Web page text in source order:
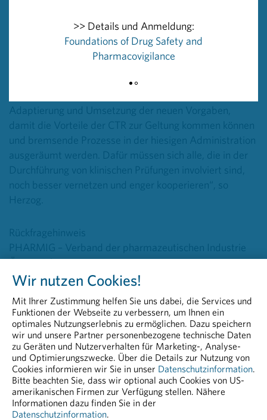
qualifiziertes und der Forschung gewidmetes Personal
benötigt, wie etwa Study Nurses und Coordinators.
Ebenso sollte die Administration, insbesondere im
Bereich der Vertragsgestaltung und Kostenberechnung,
vereinfacht werden. „Die Clinical Trials Regulation gibt
Adaptierung und Umsetzung der neuen Vorgaben,
damit die Vorteile der CTR zur Geltung kommen können
und bremsende Prozesse in der hiesigen Administration
ausgeräumt werden. Dafür müssen sich alle, die in der
Durchführung von klinischen Prüfungen involviert sind,
noch besser vernetzen und enger kooperieren“, so
Herzog.
Rückfragehinweis
PHARMIG – Verband der pharmazeutischen Industrie
Österreichs
Head of Communications & PR
+43 664 8860 5264
peter.richter@PHARMIG.at
pharmig.at
20220520 Klinische Forschung in Europa stärken.pdf
PDF - 41,05 KB
>> Details und Anmeldung:
Foundations of Drug Safety and
Pharmacovigilance
Wir nutzen Cookies!
Mit Ihrer Zustimmung helfen Sie uns dabei, die Services und
Funktionen der Webseite zu verbessern, um Ihnen ein
optimales Nutzungserlebnis zu ermöglichen. Dazu speichern
wir und unsere Partner personenbezogene technische Daten
zu Geräten und Nutzerverhalten für Marketing-, Analyse-
und Optimierungszwecke. Über die Details zur Nutzung von
Cookies informieren wir Sie in unser Datenschutzinformation.
Bitte beachten Sie, dass wir optional auch Cookies von US-
amerikanischen Firmen zur Verfügung stellen. Nähere
Informationen dazu finden Sie in der
Datenschutzinformation.